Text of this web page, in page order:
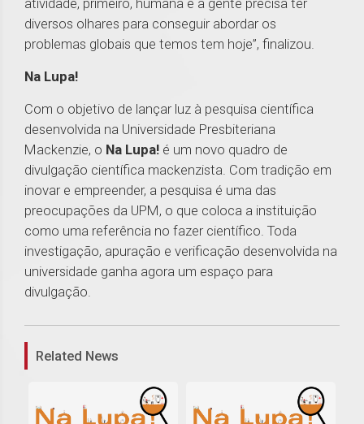
atividade, primeiro, humana e a gente precisa ter
diversos olhares para conseguir abordar os
problemas globais que temos tem hoje”, finalizou.
Na Lupa!
Com o objetivo de lançar luz à pesquisa científica
desenvolvida na Universidade Presbiteriana
Mackenzie, o Na Lupa! é um novo quadro de
divulgação científica mackenzista. Com tradição em
inovar e empreender, a pesquisa é uma das
preocupações da UPM, o que coloca a instituição
como uma referência no fazer científico. Toda
investigação, apuração e verificação desenvolvida na
universidade ganha agora um espaço para
divulgação.
Related News